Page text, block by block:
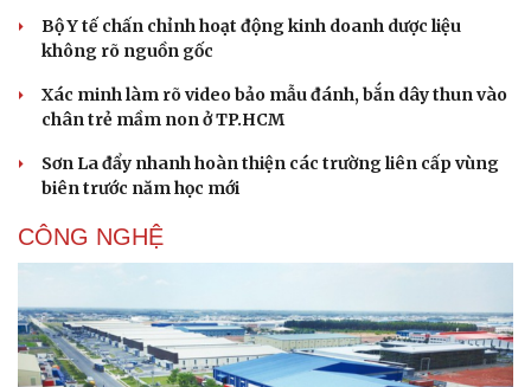
Bộ Y tế chấn chỉnh hoạt động kinh doanh dược liệu
không rõ nguồn gốc
Xác minh làm rõ video bảo mẫu đánh, bắn dây thun vào
chân trẻ mầm non ở TP.HCM
Sơn La đẩy nhanh hoàn thiện các trường liên cấp vùng
biên trước năm học mới
CÔNG NGHỆ